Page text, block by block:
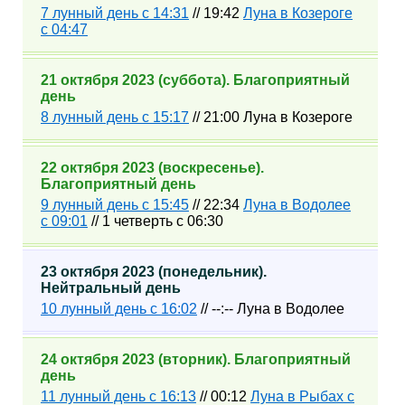
7 лунный день с 14:31 // 19:42 Луна в Козероге
с 04:47
21 октября 2023 (суббота). Благоприятный
день
8 лунный день с 15:17 // 21:00 Луна в Козероге
22 октября 2023 (воскресенье).
Благоприятный день
9 лунный день с 15:45 // 22:34 Луна в Водолее
с 09:01 // 1 четверть с 06:30
23 октября 2023 (понедельник).
Нейтральный день
10 лунный день с 16:02 // --:-- Луна в Водолее
24 октября 2023 (вторник). Благоприятный
день
11 лунный день с 16:13 // 00:12 Луна в Рыбах с